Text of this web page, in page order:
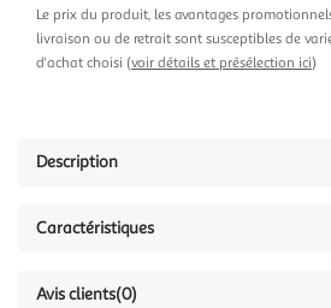
Le prix du produit, les avantages
livraison ou de retrait sont susceptibles de
d'achat choisi (voir détails et présélection ici)
Description
Caractéristiques
Avis clients(0)